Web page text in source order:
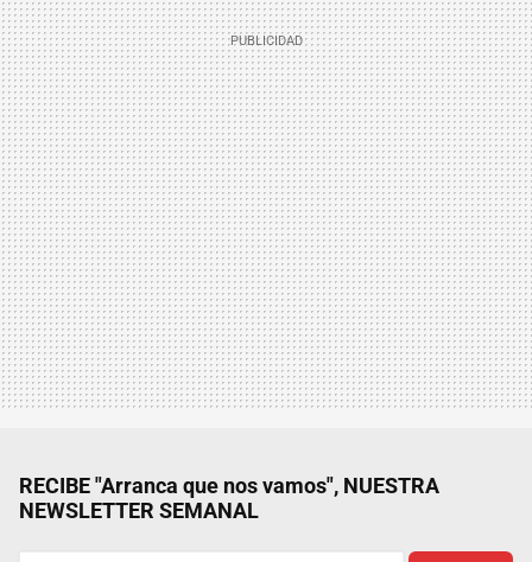
RECIBE "Arranca que nos vamos", NUESTRA
NEWSLETTER SEMANAL